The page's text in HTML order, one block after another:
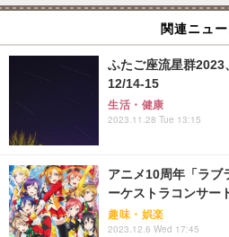
関連ニュー
ふたご座流星群
12/14-15
生活・健康
2023.11.28 Tue 13:15
アニメ10周年「ラ
ーケストラコンサー
趣味・娯楽
2023.12.6 Wed 17:45